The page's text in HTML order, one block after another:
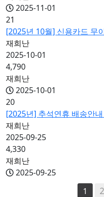
2025-11-01
21
[2025년 10월] 신용카드 무
재희난
2025-10-01
4,790
재희난
2025-10-01
20
[2025년] 추석연휴 배송안
재희난
2025-09-25
4,330
재희난
2025-09-25
1
2